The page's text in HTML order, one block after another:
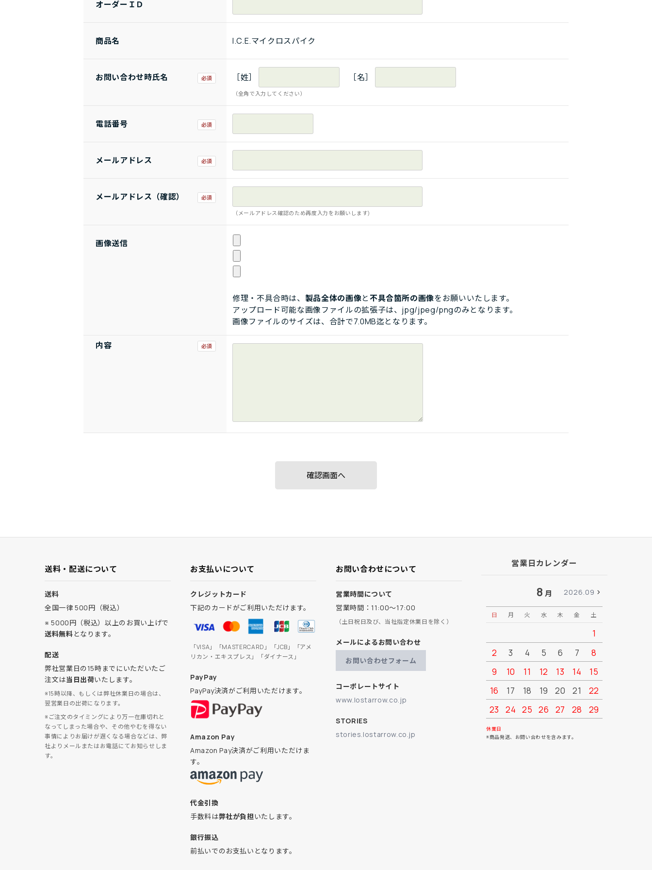
オーダーＩＤ
商品名 I.C.E.マイクロスパイク
お問い合わせ時氏名 ［姓］ ［名］
（全角で入力してください）
電話番号
メールアドレス
メールアドレス（確認）
（メールアドレス確認のため再度入力をお願いします)
画像送信
修理・不具合時は、 製品全体の画像と不具合箇所の画像をお願いいたします。
アップロード可能な画像ファイルの拡張子は、jpg/jpeg/pngのみとなります。
画像ファイルのサイズは、合計で7.0MB迄となります。
内容
送料・配送について
送料
全国一律 500円（税込）
※ 5000円（税込）以上のお買い上げで
送料無料となります。
配送
弊社営業日の15時までにいただいたご
注文は当日出荷いたします。
※15時以降、もしくは弊社休業日の場合は、
翌営業日の出荷になります。
※ご注文のタイミングにより万一在庫切れと
なってしまった場合や、その他やむを得ない
事情によりお届けが遅くなる場合などは、弊
社よりメールまたはお電話にてお知らせしま
す。
お支払いについて
クレジットカード
下記のカードがご利用いただけます。
「VISA」「MASTERCARD」「JCB」「アメ
リカン・エキスプレス」「ダイナース」
PayPay
PayPay決済がご利用いただけます。
Amazon Pay
Amazon Pay決済がご利用いただけま
す。
代金引換
手数料は弊社が負担いたします。
銀行振込
前払いでのお支払いとなります。
お問い合わせについて
営業時間について
営業時間：11:00～17:00
（土日祝日及び、当社指定休業日を除く）
メールによるお問い合わせ
お問い合わせフォーム
コーポレートサイト
www.lostarrow.co.jp
STORIES
stories.lostarrow.co.jp
営業日カレンダー
8 月 2026.09
日 月 火 水 木 金 土
1
2
3 4 5 6 7
8
9
10 11 12 13 14
15
16
17 18 19 20 21
22
23
24 25 26 27 28
29
30
休業日
※商品発送、お問い合わせを含みます。